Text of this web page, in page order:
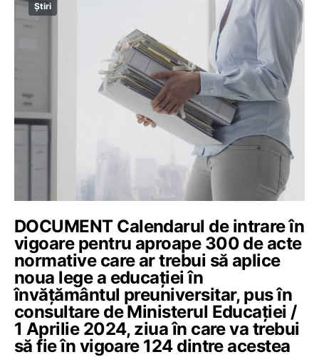
Știri
DOCUMENT Calendarul de intrare în
vigoare pentru aproape 300 de acte
normative care ar trebui să aplice
noua lege a educației în
învățământul preuniversitar, pus în
consultare de Ministerul Educației /
1 Aprilie 2024, ziua în care va trebui
să fie în vigoare 124 dintre acestea